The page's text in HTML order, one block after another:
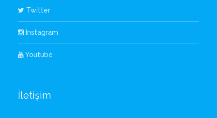
Twitter
Instagram
Youtube
İletişim